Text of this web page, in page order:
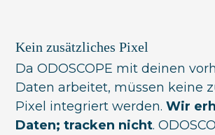
Kein zusätzliches Pixel
Da ODOSCOPE mit deinen
Daten arbeitet, müssen keine
Pixel integriert werden.Wir
Daten; tracken nicht.